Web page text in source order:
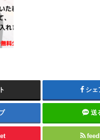
シェ
送